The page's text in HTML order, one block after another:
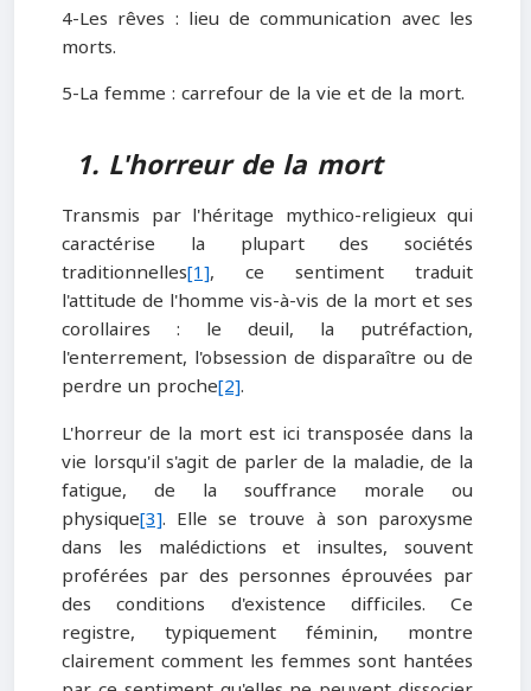
4-Les rêves : lieu de communication avec les
morts.
5-La femme : carrefour de la vie et de la mort.
1. L'horreur de la mort
Transmis par l'héritage mythico-religieux qui
caractérise la plupart des sociétés
traditionnelles[1], ce sentiment traduit
l'attitude de l'homme vis-à-vis de la mort et ses
corollaires : le deuil, la putréfaction,
l'enterrement, l'obsession de disparaître ou de
perdre un proche[2].
L'horreur de la mort est ici transposée dans la
vie lorsqu'il s'agit de parler de la maladie, de la
fatigue, de la souffrance morale ou
physique[3]. Elle se trouve à son paroxysme
dans les malédictions et insultes, souvent
proférées par des personnes éprouvées par
des conditions d'existence difficiles. Ce
registre, typiquement féminin, montre
clairement comment les femmes sont hantées